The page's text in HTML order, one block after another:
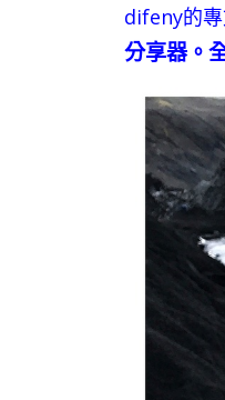
difeny的專
分享器。